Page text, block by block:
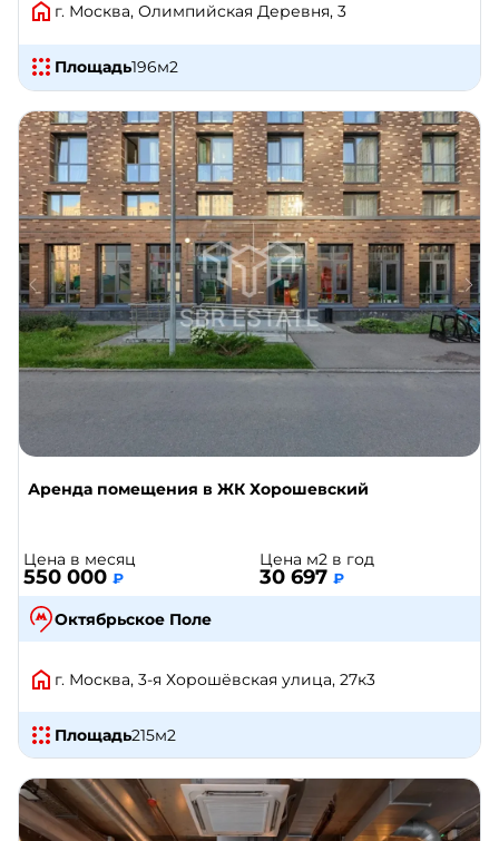
г. Москва, Олимпийская Деревня, 3
Площадь196м2
Аренда помещения в ЖК Хорошевский
Цена в месяц
550 000 ₽
Цена м2 в год
30 697 ₽
Октябрьское Поле
г. Москва, 3-я Хорошёвская улица, 27к3
Площадь215м2